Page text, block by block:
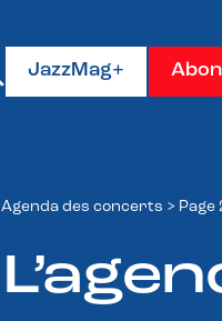
JazzMag+
Agenda des concerts > Page